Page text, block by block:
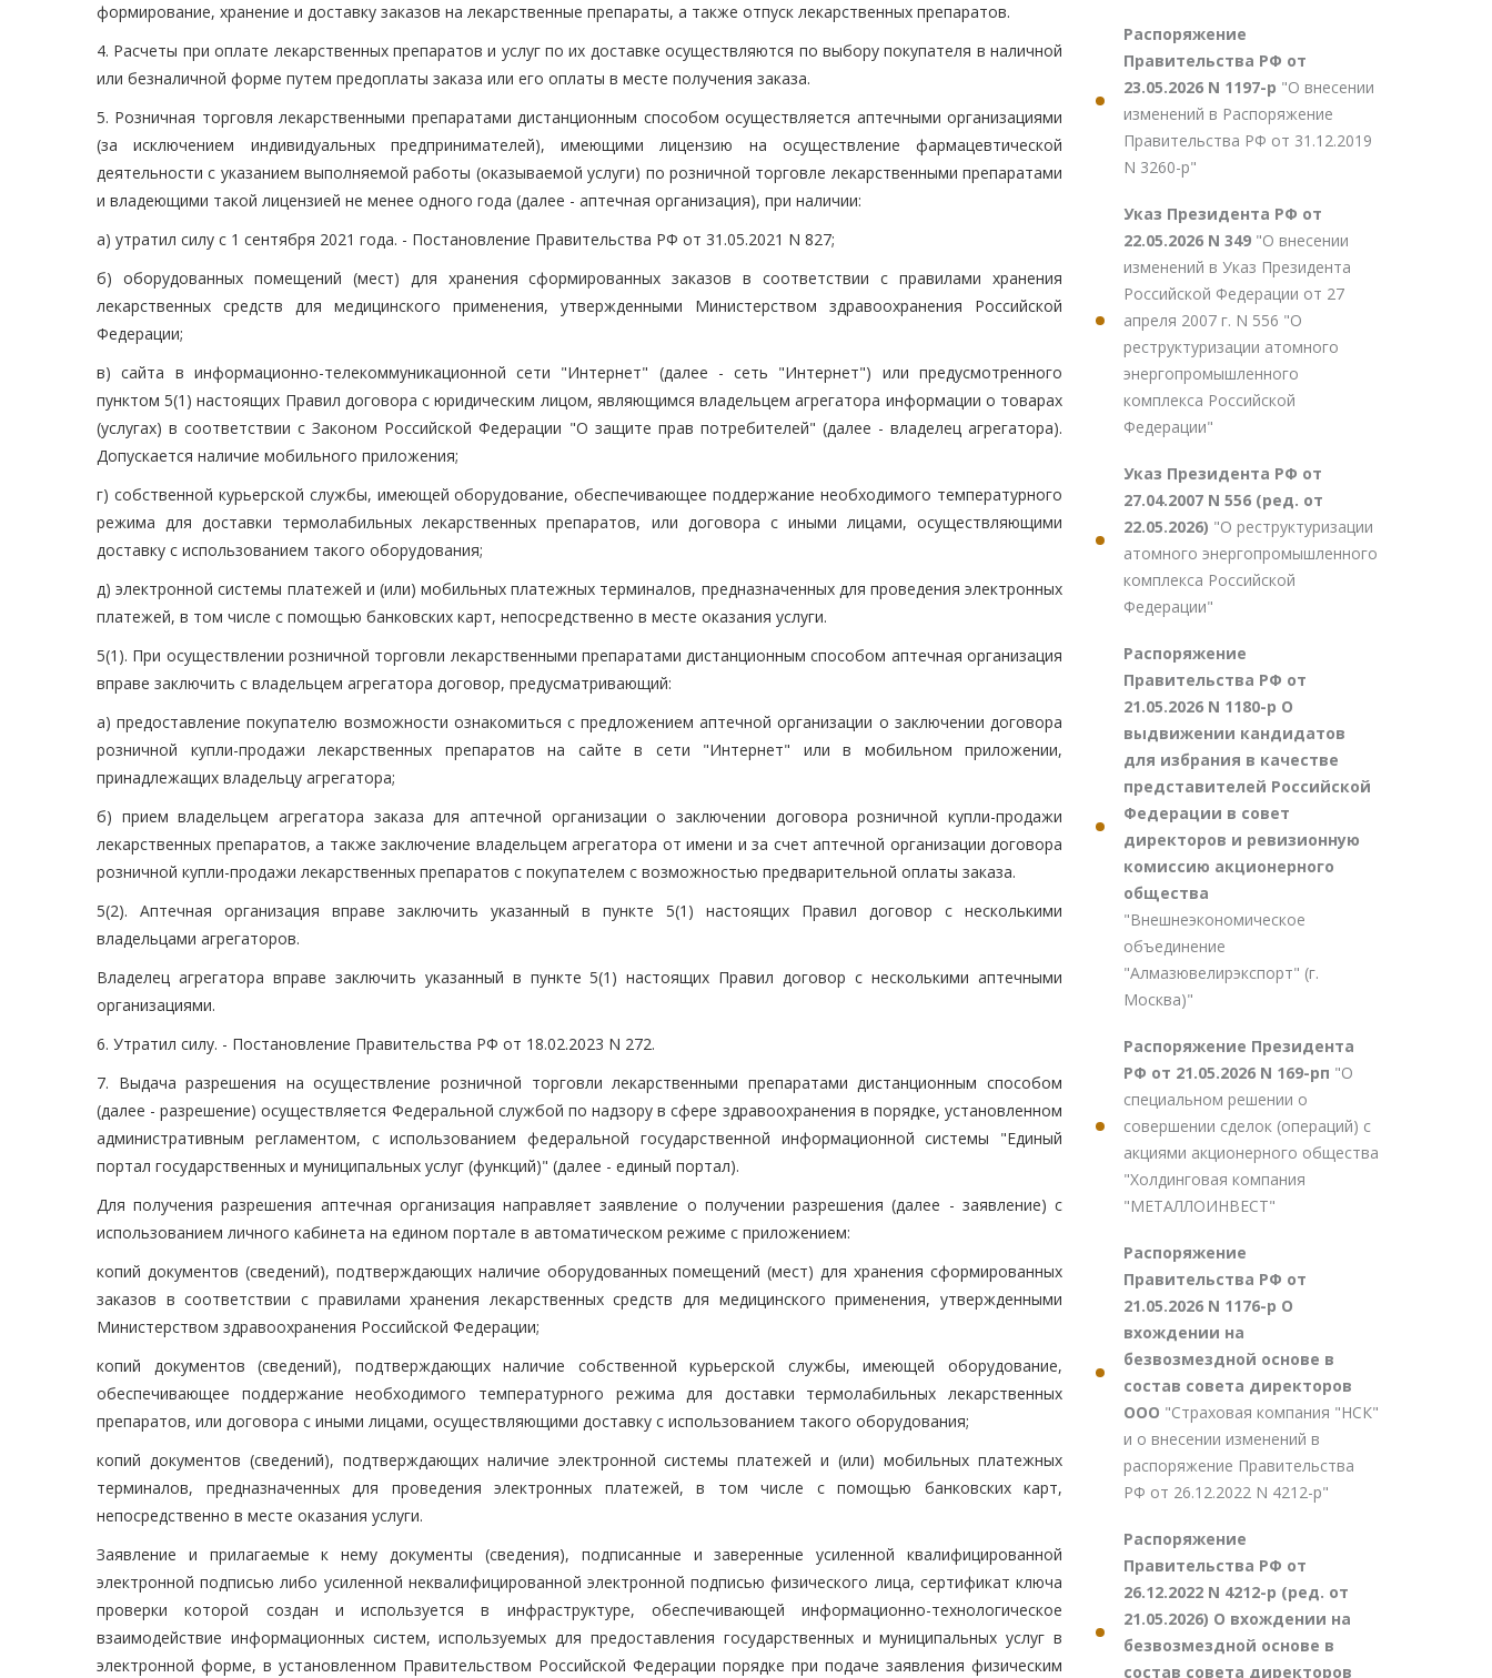
формирование, хранение и доставку заказов на лекарственные препараты, а также отпуск лекарственных препаратов.
4. Расчеты при оплате лекарственных препаратов и услуг по их доставке осуществляются по выбору покупателя в наличной
или безналичной форме путем предоплаты заказа или его оплаты в месте получения заказа.
5. Розничная торговля лекарственными препаратами дистанционным способом осуществляется аптечными организациями
(за исключением индивидуальных предпринимателей), имеющими лицензию на осуществление фармацевтической
деятельности с указанием выполняемой работы (оказываемой услуги) по розничной торговле лекарственными препаратами
и владеющими такой лицензией не менее одного года (далее - аптечная организация), при наличии:
а) утратил силу с 1 сентября 2021 года. - Постановление Правительства РФ от 31.05.2021 N 827;
б) оборудованных помещений (мест) для хранения сформированных заказов в соответствии с правилами хранения
лекарственных средств для медицинского применения, утвержденными Министерством здравоохранения Российской
Федерации;
в) сайта в информационно-телекоммуникационной сети "Интернет" (далее - сеть "Интернет") или предусмотренного
пунктом 5(1) настоящих Правил договора с юридическим лицом, являющимся владельцем агрегатора информации о товарах
(услугах) в соответствии с Законом Российской Федерации "О защите прав потребителей" (далее - владелец агрегатора).
Допускается наличие мобильного приложения;
г) собственной курьерской службы, имеющей оборудование, обеспечивающее поддержание необходимого температурного
режима для доставки термолабильных лекарственных препаратов, или договора с иными лицами, осуществляющими
доставку с использованием такого оборудования;
д) электронной системы платежей и (или) мобильных платежных терминалов, предназначенных для проведения электронных
платежей, в том числе с помощью банковских карт, непосредственно в месте оказания услуги.
5(1). При осуществлении розничной торговли лекарственными препаратами дистанционным способом аптечная организация
вправе заключить с владельцем агрегатора договор, предусматривающий:
а) предоставление покупателю возможности ознакомиться с предложением аптечной организации о заключении договора
розничной купли-продажи лекарственных препаратов на сайте в сети "Интернет" или в мобильном приложении,
принадлежащих владельцу агрегатора;
б) прием владельцем агрегатора заказа для аптечной организации о заключении договора розничной купли-продажи
лекарственных препаратов, а также заключение владельцем агрегатора от имени и за счет аптечной организации договора
розничной купли-продажи лекарственных препаратов с покупателем с возможностью предварительной оплаты заказа.
5(2). Аптечная организация вправе заключить указанный в пункте 5(1) настоящих Правил договор с несколькими
владельцами агрегаторов.
Владелец агрегатора вправе заключить указанный в пункте 5(1) настоящих Правил договор с несколькими аптечными
организациями.
6. Утратил силу. - Постановление Правительства РФ от 18.02.2023 N 272.
7. Выдача разрешения на осуществление розничной торговли лекарственными препаратами дистанционным способом
(далее - разрешение) осуществляется Федеральной службой по надзору в сфере здравоохранения в порядке, установленном
административным регламентом, с использованием федеральной государственной информационной системы "Единый
портал государственных и муниципальных услуг (функций)" (далее - единый портал).
Для получения разрешения аптечная организация направляет заявление о получении разрешения (далее - заявление) с
использованием личного кабинета на едином портале в автоматическом режиме с приложением:
копий документов (сведений), подтверждающих наличие оборудованных помещений (мест) для хранения сформированных
заказов в соответствии с правилами хранения лекарственных средств для медицинского применения, утвержденными
Министерством здравоохранения Российской Федерации;
копий документов (сведений), подтверждающих наличие собственной курьерской службы, имеющей оборудование,
обеспечивающее поддержание необходимого температурного режима для доставки термолабильных лекарственных
препаратов, или договора с иными лицами, осуществляющими доставку с использованием такого оборудования;
копий документов (сведений), подтверждающих наличие электронной системы платежей и (или) мобильных платежных
терминалов, предназначенных для проведения электронных платежей, в том числе с помощью банковских карт,
непосредственно в месте оказания услуги.
Заявление и прилагаемые к нему документы (сведения), подписанные и заверенные усиленной квалифицированной
электронной подписью либо усиленной неквалифицированной электронной подписью физического лица, сертификат ключа
проверки которой создан и используется в инфраструктуре, обеспечивающей информационно-технологическое
взаимодействие информационных систем, используемых для предоставления государственных и муниципальных услуг в
электронной форме, в установленном Правительством Российской Федерации порядке при подаче заявления физическим
Распоряжение
Правительства РФ от
23.05.2026 N 1197-р "О внесении
изменений в Распоряжение
Правительства РФ от 31.12.2019
N 3260-р"
Указ Президента РФ от
22.05.2026 N 349 "О внесении
изменений в Указ Президента
Российской Федерации от 27
апреля 2007 г. N 556 "О
реструктуризации атомного
энергопромышленного
комплекса Российской
Федерации"
Указ Президента РФ от
27.04.2007 N 556 (ред. от
22.05.2026) "О реструктуризации
атомного энергопромышленного
комплекса Российской
Федерации"
Распоряжение
Правительства РФ от
21.05.2026 N 1180-р О
выдвижении кандидатов
для избрания в качестве
представителей Российской
Федерации в совет
директоров и ревизионную
комиссию акционерного
общества
"Внешнеэкономическое
объединение
"Алмазювелирэкспорт" (г.
Москва)"
Распоряжение Президента
РФ от 21.05.2026 N 169-рп "О
специальном решении о
совершении сделок (операций) с
акциями акционерного общества
"Холдинговая компания
"МЕТАЛЛОИНВЕСТ"
Распоряжение
Правительства РФ от
21.05.2026 N 1176-р О
вхождении на
безвозмездной основе в
состав совета директоров
ООО "Страховая компания "НСК"
и о внесении изменений в
распоряжение Правительства
РФ от 26.12.2022 N 4212-р"
Распоряжение
Правительства РФ от
26.12.2022 N 4212-р (ред. от
21.05.2026) О вхождении на
безвозмездной основе в
состав совета директоров